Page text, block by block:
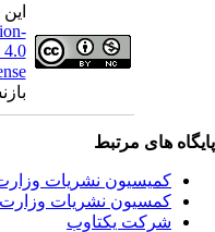
این
4.0
های مرتبط
کمیسیون نشریات وزارت
کمسیون نشریات وزارت
شرکت یکتاوب